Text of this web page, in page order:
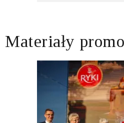
Materiały